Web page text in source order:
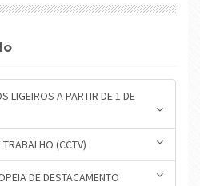
LIGEIROS A PARTIR DE 1 DE
(CCTV)
DE DESTACAMENTO